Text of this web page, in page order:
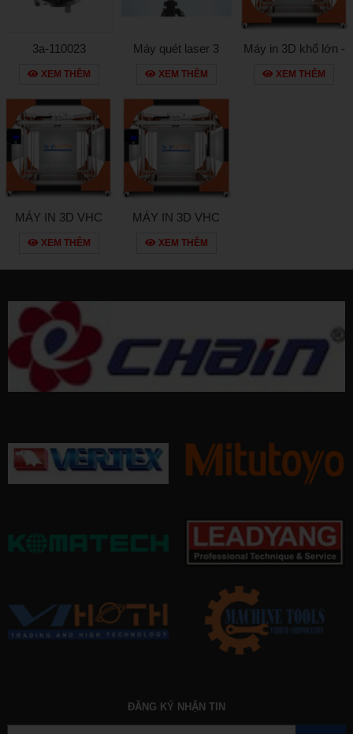
3a-110023
XEM THÊM
Máy quét laser 3
chiều - faro laser
XEM THÊM
Máy in 3D khổ lớn -
“Cầu” đang khát
XEM THÊM
MÁY IN 3D VHC
Extreme
UTM/UTP
XEM THÊM
MÁY IN 3D VHC
Extreme
JW
XEM THÊM
ĐĂNG KÝ NHẬN TIN